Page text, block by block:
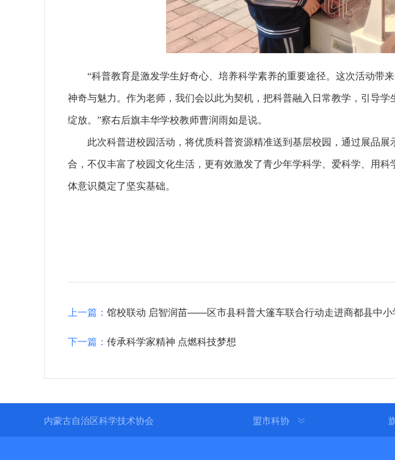
“科普教育是激发学生好奇心、培养科学素养的重要途径。这次活动带
神奇与魅力。作为老师，我们会以此为契机，把科普融入日常教学，引导
绽放。”察右后旗丰华学校教师曹润雨如是说。
此次科普进校园活动，将优质科普资源精准送到基层校园，通过展品
合，不仅丰富了校园文化生活，更有效激发了青少年学科学、爱科学、用
体意识奠定了坚实基础。
上一篇： 馆校联动 启智润苗——区市县科普大篷车联合行动走进商都县中小
下一篇： 传承科学家精神 点燃科技梦想
内蒙古自治区科学技术协会 盟市科协